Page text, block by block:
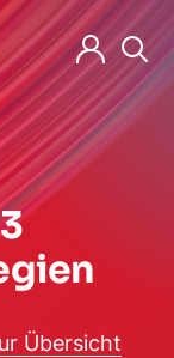
Übersicht